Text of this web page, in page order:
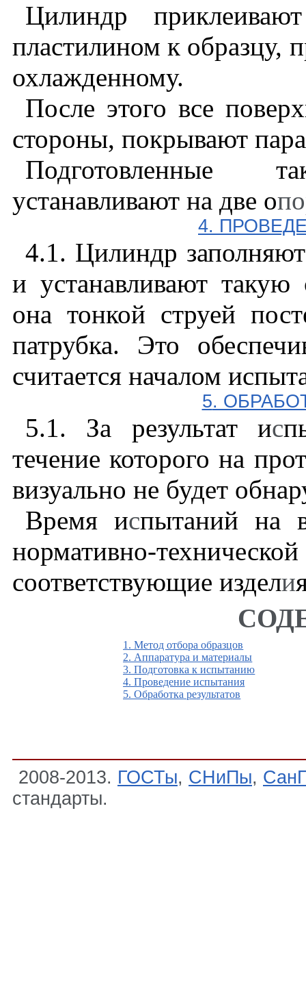
Цилиндр
пластилином к образцу,
охлажденному.
После этого все
стороны, покрывают
Подготовленные
устанавливают на две о
4.
4.1. Цилиндр
и устанавливают
она тонкой струей
патрубка. Это
считается началом
5.
5.1. За результат ис
течение которого на
визуально не будет
Время испытаний на
нормативно-
соответствующие издели
1. Метод отбора образцов
2. Аппаратура и материалы
3. Подготовка к испытанию
4. Проведение испытания
5. Обработка результатов
2008-2013. ГОСТы, СНиПы,
стандарты.